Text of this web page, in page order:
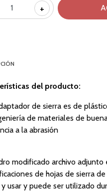
+
del producto:
de sierra es de
de materiales de
a la abrasión
modificado archivo
de hojas de sierra
usar y puede ser utilizado